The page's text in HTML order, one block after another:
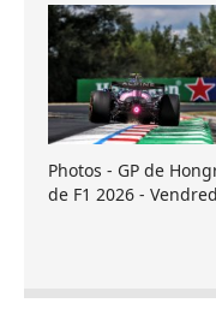
Photos - GP de
de F1 2026 -